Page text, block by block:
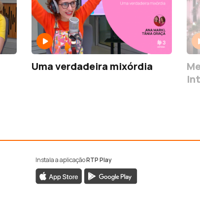
Uma verdadeira mixórdia
Instala a aplicaçãoRTP Play